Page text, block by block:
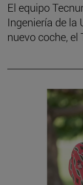
El equipo
Ingeniería de la
nuevo coche, el